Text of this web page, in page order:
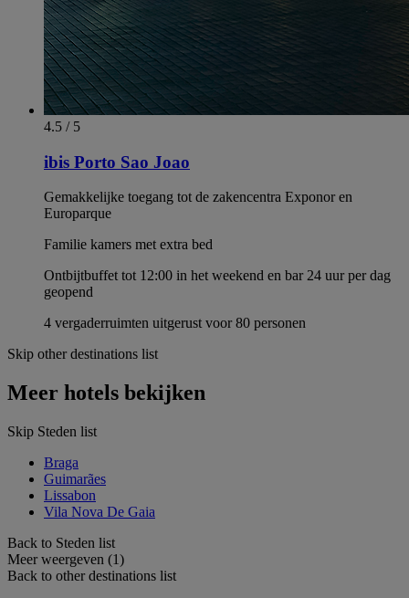
4.5 / 5
ibis Porto Sao Joao
Gemakkelijke toegang tot de zakencentra Exponor en
Europarque
Familie kamers met extra bed
Ontbijtbuffet tot 12:00 in het weekend en bar 24 uur per dag
geopend
4 vergaderruimten uitgerust voor 80 personen
Skip other destinations list
Meer hotels bekijken
Skip Steden list
Braga
Guimarães
Lissabon
Vila Nova De Gaia
Back to Steden list
Meer weergeven (1)
Back to other destinations list